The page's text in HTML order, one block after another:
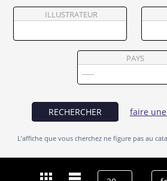
Vendre
ILLUSTRATEUR
PAYS
RECHERCHER faire
L’affiche que vous cherchez ne figure pas au